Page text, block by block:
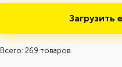
Загрузить
Всего: 269 товаров